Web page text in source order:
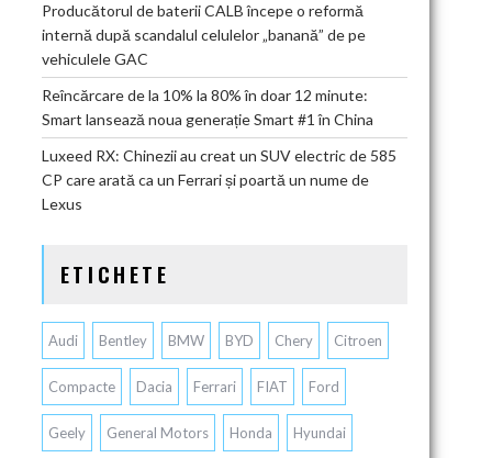
Producătorul de baterii CALB începe o reformă
internă după scandalul celulelor „banană” de pe
vehiculele GAC
Reîncărcare de la 10% la 80% în doar 12 minute:
Smart lansează noua generație Smart #1 în China
Luxeed RX: Chinezii au creat un SUV electric de 585
CP care arată ca un Ferrari și poartă un nume de
Lexus
ETICHETE
Audi Bentley BMW BYD Chery Citroen
Compacte Dacia Ferrari FIAT Ford
Geely General Motors Honda Hyundai